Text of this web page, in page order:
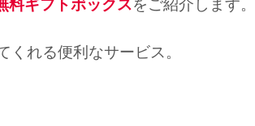
料ギフトボックスをご紹介します。
れる便利なサービス。